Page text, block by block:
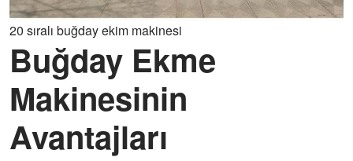
20 sıralı buğday ekim makinesi
Buğday Ekme
Makinesinin
Avantajları